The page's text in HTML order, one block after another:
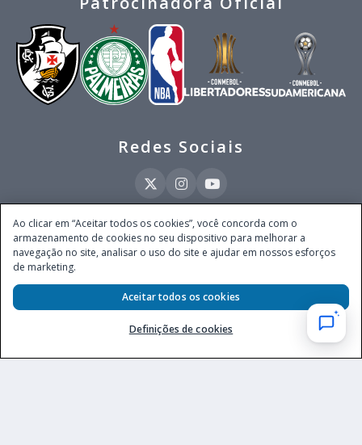
Redes Sociais
Este site é operado pela Ventmear Brasil LTDA (CNPJ 52.868.380/0001-84), com
endereço na Avenida Brigadeiro Faria Lima, nº 4.055, 3º andar, Itaim Bibi, no
Município de São Paulo, Estado de São Paulo, CEP 04538-133, Brasil - empresa
autorizada a operar apostas de quota fixa em todo território nacional pela
Secretaria de Prêmios e Apostas do Ministério da Fazenda, conforme Portaria nº
247, de 07.02.2025, publicada no DOU em 11.2.2025.
Ao clicar em “Aceitar todos os cookies”, você concorda com o
armazenamento de cookies no seu dispositivo para melhorar a
navegação no site, analisar o uso do site e ajudar em nossos esforços
de marketing.
Definições de cookies
Aceitar todos os cookies